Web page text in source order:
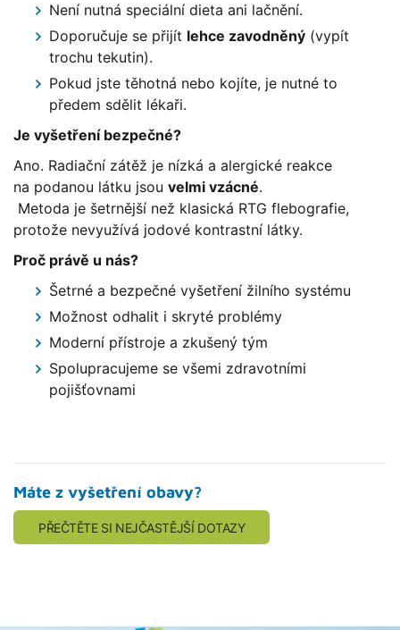
Není nutná speciální dieta ani lačnění.
Doporučuje se přijít lehce zavodněný (vypít
trochu tekutin).
Pokud jste těhotná nebo kojíte, je nutné to
předem sdělit lékaři.
Je vyšetření bezpečné?
Ano. Radiační zátěž je nízká a alergické reakce
na podanou látku jsou velmi vzácné.
Metoda je šetrnější než klasická RTG flebografie,
protože nevyužívá jodové kontrastní látky.
Proč právě u nás?
Šetrné a bezpečné vyšetření žilního systému
Možnost odhalit i skryté problémy
Moderní přístroje a zkušený tým
Spolupracujeme se všemi zdravotními
pojišťovnami
Máte z vyšetření obavy?
PŘEČTĚTE SI NEJČASTĚJŠÍ DOTAZY